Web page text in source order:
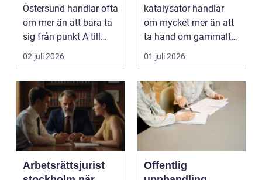
Östersund handlar ofta
om mer än att bara ta
sig från punkt A till
punkt B. M...
02 juli 2026
resurser
katalysator handlar
om mycket mer än att
ta hand om gammalt
skrot. I varje
katalysator...
01 juli 2026
Arbetsrättsjurist
Offentlig